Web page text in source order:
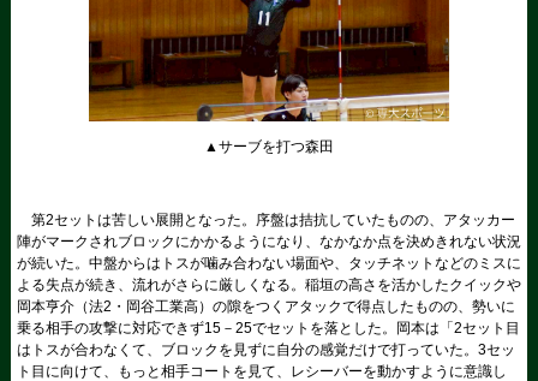
▲サーブを打つ森田
第2セットは苦しい展開となった。序盤は拮抗していたものの、アタッカー
陣がマークされブロックにかかるようになり、なかなか点を決めきれない状況
が続いた。中盤からはトスが噛み合わない場面や、タッチネットなどのミスに
よる失点が続き、流れがさらに厳しくなる。稲垣の高さを活かしたクイックや
岡本亨介（法2・岡谷工業高）の隙をつくアタックで得点したものの、勢いに
乗る相手の攻撃に対応できず15－25でセットを落とした。岡本は「2セット目
はトスが合わなくて、ブロックを見ずに自分の感覚だけで打っていた。3セッ
ト目に向けて、もっと相手コートを見て、レシーバーを動かすように意識し